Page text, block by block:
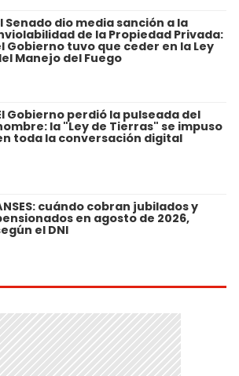
Senado dio media sanción a la
de la Propiedad Privada:
Gobierno tuvo que ceder en la Ley
Manejo del Fuego
Gobierno perdió la pulseada del
la "Ley de Tierras" se impuso
toda la conversación digital
cuándo cobran jubilados y
en agosto de 2026,
el DNI